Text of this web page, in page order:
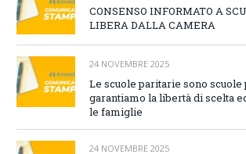
CONSENSO INFORMATO A
LIBERA DALLA CAMERA
24 NOVEMBRE 2025
Le scuole paritarie sono scuole
garantiamo la libertà di scelta
le famiglie
24 NOVEMBRE 2025